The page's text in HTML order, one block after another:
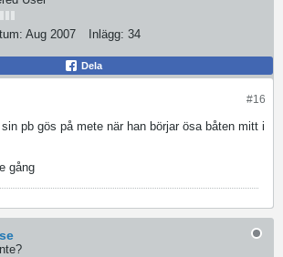
Aug 2007 Inlägg: 34
Dela
#16
pb gös på mete när han börjar ösa båten mitt i
gång